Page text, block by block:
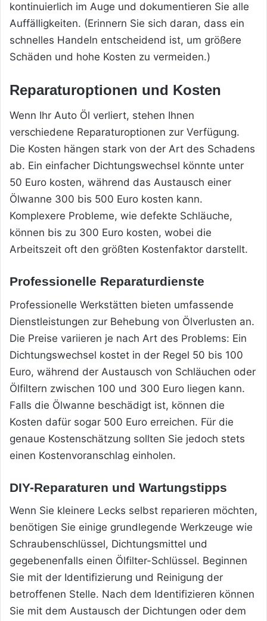
kontinuierlich im Auge und dokumentieren Sie alle
Auffälligkeiten. (Erinnern Sie sich daran, dass ein
schnelles Handeln entscheidend ist, um größere
Schäden und hohe Kosten zu vermeiden.)
Reparaturoptionen und Kosten
Wenn Ihr Auto Öl verliert, stehen Ihnen
verschiedene Reparaturoptionen zur Verfügung.
Die Kosten hängen stark von der Art des Schadens
ab. Ein einfacher Dichtungswechsel könnte unter
50 Euro kosten, während das Austausch einer
Ölwanne 300 bis 500 Euro kosten kann.
Komplexere Probleme, wie defekte Schläuche,
können bis zu 300 Euro kosten, wobei die
Arbeitszeit oft den größten Kostenfaktor darstellt.
Professionelle Reparaturdienste
Professionelle Werkstätten bieten umfassende
Dienstleistungen zur Behebung von Ölverlusten an.
Die Preise variieren je nach Art des Problems: Ein
Dichtungswechsel kostet in der Regel 50 bis 100
Euro, während der Austausch von Schläuchen oder
Ölfiltern zwischen 100 und 300 Euro liegen kann.
Falls die Ölwanne beschädigt ist, können die
Kosten dafür sogar 500 Euro erreichen. Für die
genaue Kostenschätzung sollten Sie jedoch stets
einen Kostenvoranschlag einholen.
DIY-Reparaturen und Wartungstipps
Wenn Sie kleinere Lecks selbst reparieren möchten,
benötigen Sie einige grundlegende Werkzeuge wie
Schraubenschlüssel, Dichtungsmittel und
gegebenenfalls einen Ölfilter-Schlüssel. Beginnen
Sie mit der Identifizierung und Reinigung der
betroffenen Stelle. Nach dem Identifizieren können
Sie mit dem Austausch der Dichtungen oder dem